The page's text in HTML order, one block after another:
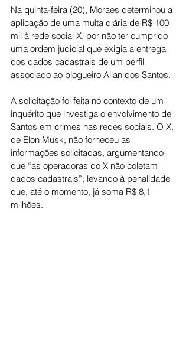
Na quinta-feira (20), Moraes determinou a
aplicação de uma multa diária de R$ 100
mil à rede social X, por não ter cumprido
uma ordem judicial que exigia a entrega
dos dados cadastrais de um perfil
associado ao blogueiro Allan dos Santos.
A solicitação foi feita no contexto de um
inquérito que investiga o envolvimento de
Santos em crimes nas redes sociais. O X,
de Elon Musk, não forneceu as
informações solicitadas, argumentando
que “as operadoras do X não coletam
dados cadastrais”, levando à penalidade
que, até o momento, já soma R$ 8,1
milhões.